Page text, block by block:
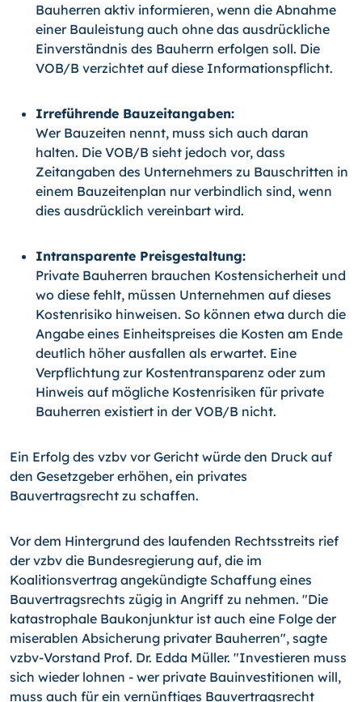
Bauherren aktiv informieren, wenn die Abnahme
einer Bauleistung auch ohne das ausdrückliche
Einverständnis des Bauherrn erfolgen soll. Die
VOB/B verzichtet auf diese Informationspflicht.
Irreführende Bauzeitangaben:
Wer Bauzeiten nennt, muss sich auch daran
halten. Die VOB/B sieht jedoch vor, dass
Zeitangaben des Unternehmers zu Bauschritten in
einem Bauzeitenplan nur verbindlich sind, wenn
dies ausdrücklich vereinbart wird.
Intransparente Preisgestaltung:
Private Bauherren brauchen Kostensicherheit und
wo diese fehlt, müssen Unternehmen auf dieses
Kostenrisiko hinweisen. So können etwa durch die
Angabe eines Einheitspreises die Kosten am Ende
deutlich höher ausfallen als erwartet. Eine
Verpflichtung zur Kostentransparenz oder zum
Hinweis auf mögliche Kostenrisiken für private
Bauherren existiert in der VOB/B nicht.
Ein Erfolg des vzbv vor Gericht würde den Druck auf
den Gesetzgeber erhöhen, ein privates
Bauvertragsrecht zu schaffen.
Vor dem Hintergrund des laufenden Rechtsstreits rief
der vzbv die Bundesregierung auf, die im
Koalitionsvertrag angekündigte Schaffung eines
Bauvertragsrechts zügig in Angriff zu nehmen. "Die
katastrophale Baukonjunktur ist auch eine Folge der
miserablen Absicherung privater Bauherren", sagte
vzbv-Vorstand Prof. Dr. Edda Müller. "Investieren muss
sich wieder lohnen - wer private Bauinvestitionen will,
muss auch für ein vernünftiges Bauvertragsrecht